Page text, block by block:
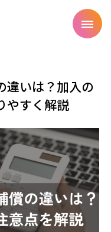
違いは？加入の
やすく解説